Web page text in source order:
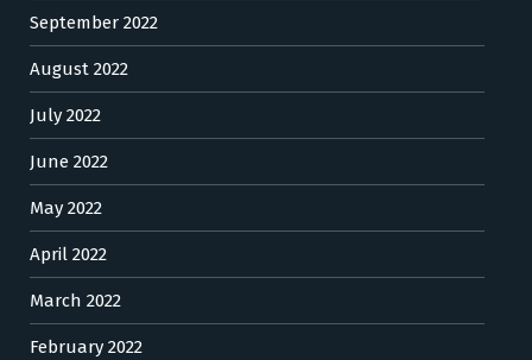
September 2022
August 2022
July 2022
June 2022
May 2022
April 2022
March 2022
February 2022